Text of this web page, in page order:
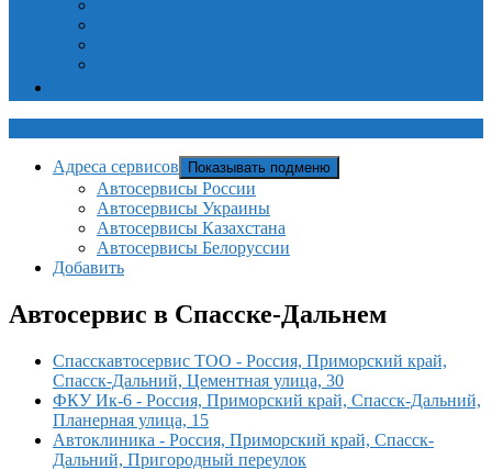
Адреса сервисов Показывать подменю
Автосервисы России
Автосервисы Украины
Автосервисы Казахстана
Автосервисы Белоруссии
Добавить
Автосервис в Спасске-Дальнем
Спасскавтосервис ТОО - Россия, Приморский край,
Спасск-Дальний, Цементная улица, 30
ФКУ Ик-6 - Россия, Приморский край, Спасск-Дальний,
Планерная улица, 15
Автоклиника - Россия, Приморский край, Спасск-
Дальний, Пригородный переулок